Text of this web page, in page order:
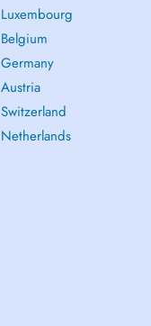
Luxembourg
Belgium
Germany
Austria
Switzerland
Netherlands